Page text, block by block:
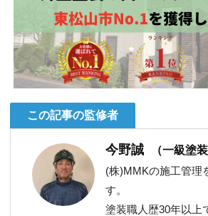
この記事の監修者
今野誠
（一級塗
(株)MMKの施工管理
す。
塗装職人歴30年以上